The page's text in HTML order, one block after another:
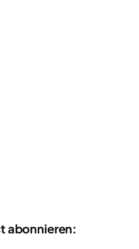
abonnieren: